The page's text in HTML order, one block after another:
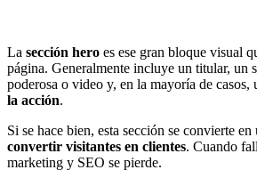
La sección hero es ese gran bloque visual
página. Generalmente incluye un titular, un
poderosa o video y, en la mayoría de casos,
la acción.
Si se hace bien, esta sección se convierte en
convertir visitantes en clientes. Cuando
marketing y SEO se pierde.